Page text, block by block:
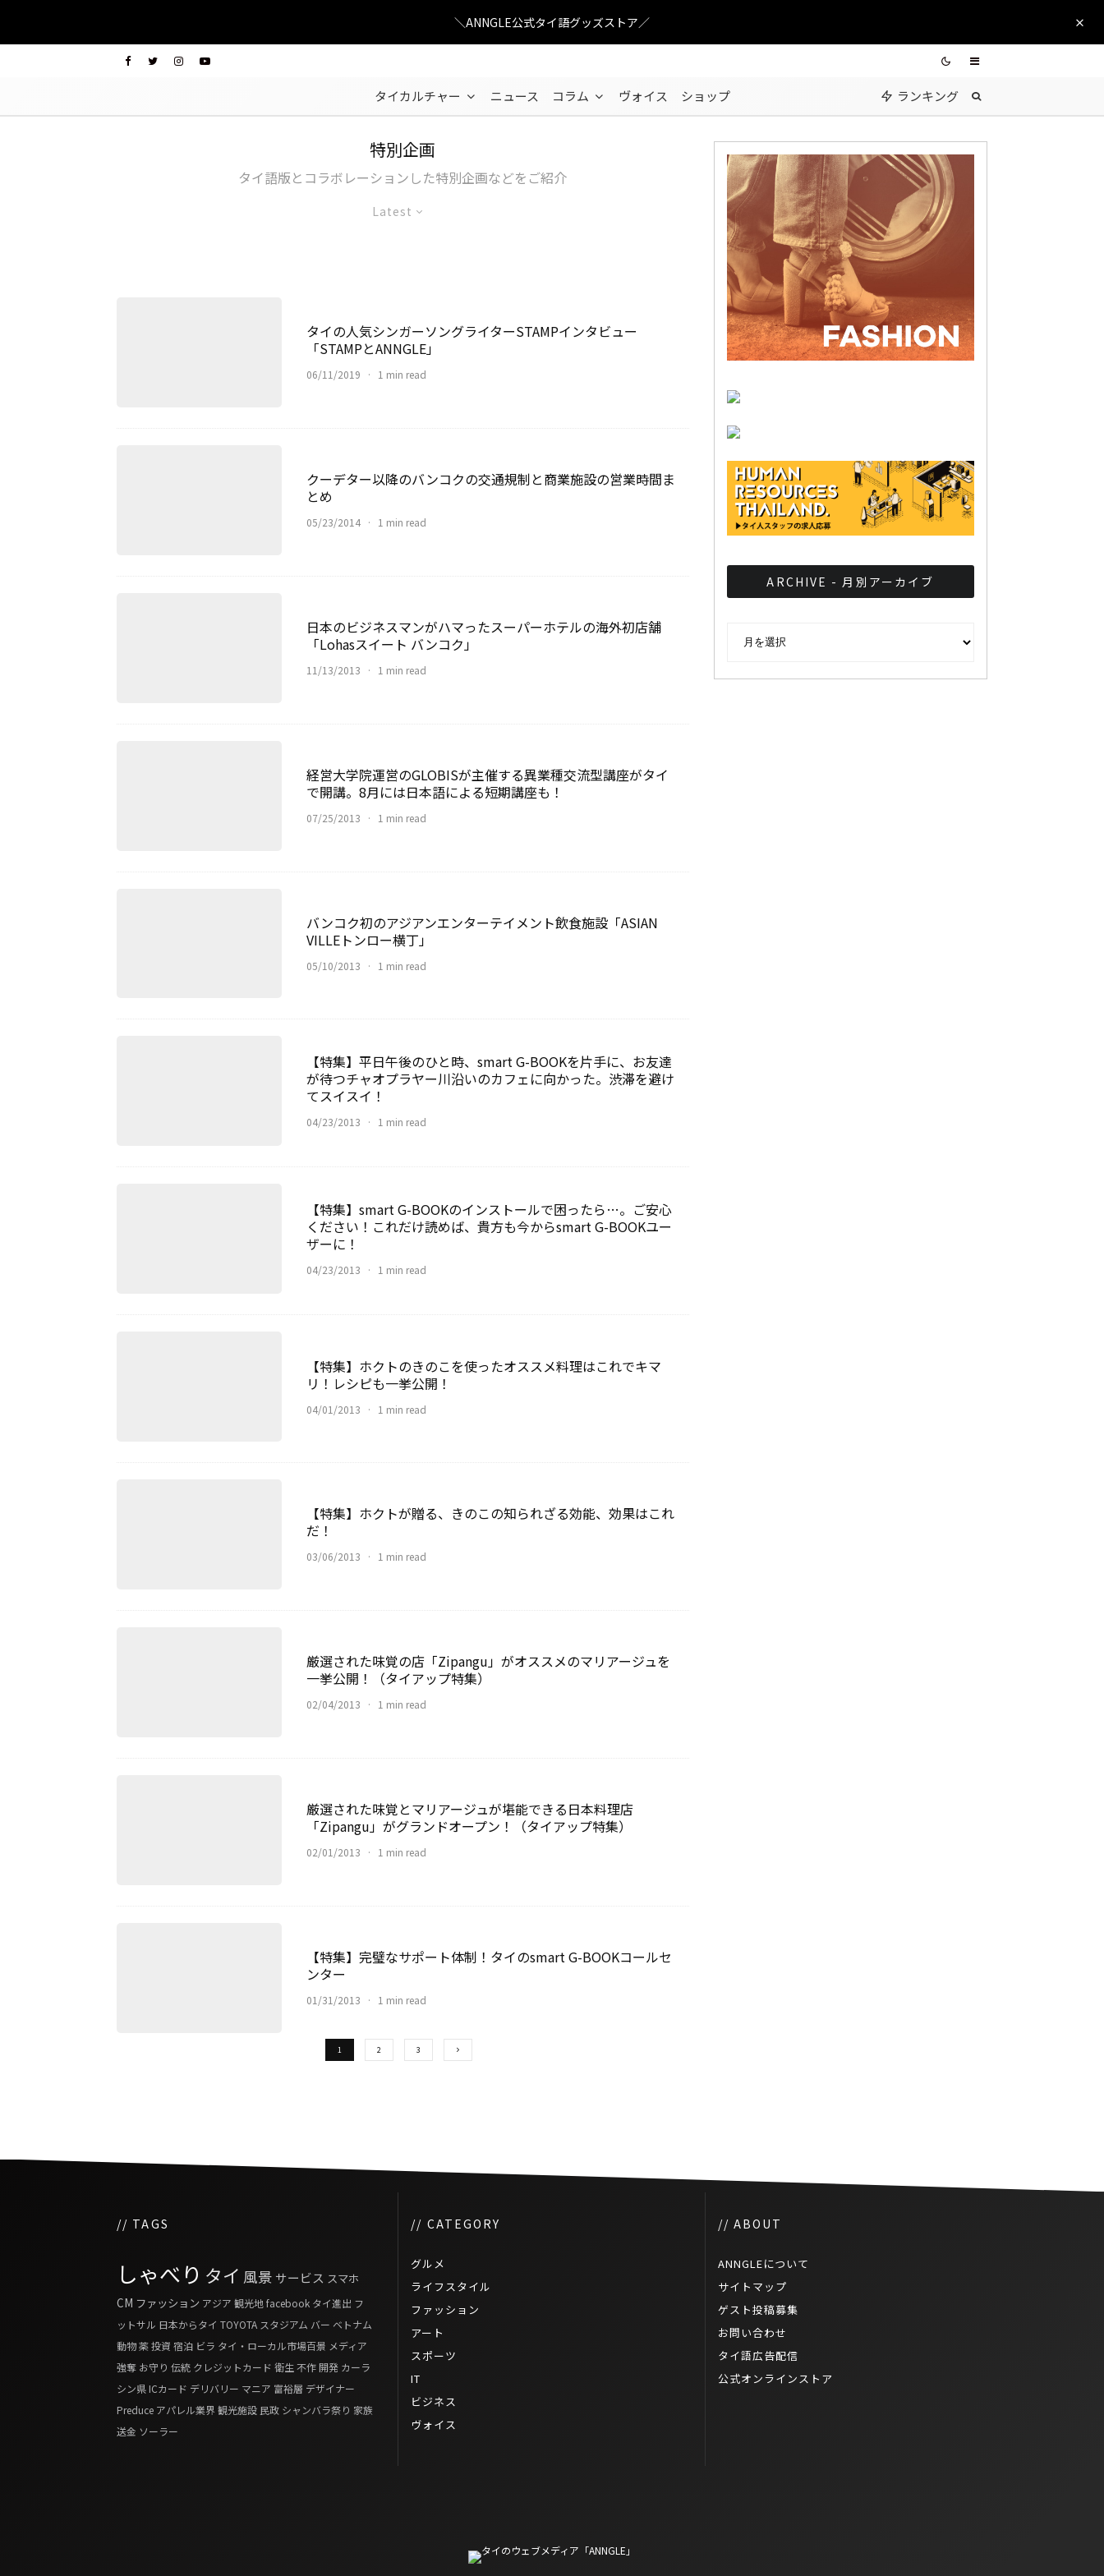
＼ANNGLE公式タイ語グッズストア／
タイカルチャー ニュース コラム ヴォイス ショップ ランキング
特別企画
タイ語版とコラボレーションした特別企画などをご紹介
Latest
タイの人気シンガーソングライターSTAMPインタビュー
「STAMPとANNGLE」
06/11/2019 · 1 min read
クーデター以降のバンコクの交通規制と商業施設の営業時間ま
とめ
05/23/2014 · 1 min read
日本のビジネスマンがハマったスーパーホテルの海外初店舗
「Lohasスイート バンコク」
11/13/2013 · 1 min read
経営大学院運営のGLOBISが主催する異業種交流型講座がタイ
で開講。8月には日本語による短期講座も！
07/25/2013 · 1 min read
バンコク初のアジアンエンターテイメント飲食施設「ASIAN
VILLEトンロー横丁」
05/10/2013 · 1 min read
【特集】平日午後のひと時、smart G-BOOKを片手に、お友達
が待つチャオプラヤー川沿いのカフェに向かった。渋滞を避け
てスイスイ！
04/23/2013 · 1 min read
【特集】smart G-BOOKのインストールで困ったら…。ご安心
ください！これだけ読めば、貴方も今からsmart G-BOOKユー
ザーに！
04/23/2013 · 1 min read
【特集】ホクトのきのこを使ったオススメ料理はこれでキマ
リ！レシピも一挙公開！
04/01/2013 · 1 min read
【特集】ホクトが贈る、きのこの知られざる効能、効果はこれ
だ！
03/06/2013 · 1 min read
厳選された味覚の店「Zipangu」がオススメのマリアージュを
一挙公開！（タイアップ特集）
02/04/2013 · 1 min read
厳選された味覚とマリアージュが堪能できる日本料理店
「Zipangu」がグランドオープン！（タイアップ特集）
02/01/2013 · 1 min read
【特集】完璧なサポート体制！タイのsmart G-BOOKコールセ
ンター
01/31/2013 · 1 min read
1 2 3
ARCHIVE - 月別アーカイブ
// TAGS
しゃべり タイ 風景 サービス スマホ
CM ファッション アジア 観光地facebook タイ進出 フ
ットサル 日本からタイ TOYOTA スタジアム バー ベトナム
動物薬投資 宿泊 ビラ タイ・ローカル市場百景 メディア
強奪 お守り 伝統 クレジットカード 衛生不作開発 カーラ
シン県 ICカード デリバリー マニア 富裕層 デザイナー
Preduce アパレル業界 観光施設 民政 シャンバラ祭り 家族
送金 ソーラー
// CATEGORY
グルメ
ライフスタイル
ファッション
アート
スポーツ
IT
ビジネス
ヴォイス
// ABOUT
ANNGLEについて
サイトマップ
ゲスト投稿募集
お問い合わせ
タイ語広告配信
公式オンラインストア